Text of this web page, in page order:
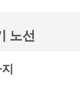
있는 버스역
버스역은 다음
노선